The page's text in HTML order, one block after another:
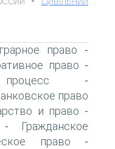
право -
право -
-
право
и право -
Гражданское
право -